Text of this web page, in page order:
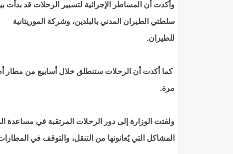
وأكدت أن المساطر الإجرائية لتسيير الرحلات قد بدأت
سلطتي الطيران المدني بالبلدين، وشركة الموريتانية
للطيران.
كما أكدت أن الرحلات ستنطلق خلال أسابيع من مطار أم
مرة.
ولفتت الوزارة إلى دور الرحلات المرتقبة في مساعدة
المشاكل التي يُعانونها من التنقل، والتوقف في